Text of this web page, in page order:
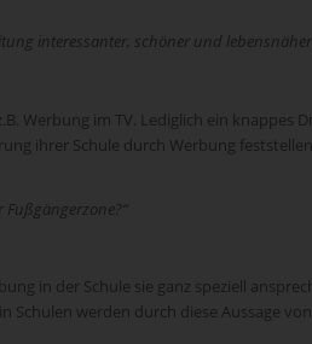
interessanter, schöner und
Werbung im TV. Lediglich ein
ihrer Schule durch Werbung
in der Schule sie ganz speziell
Schulen werden durch diese Aussage